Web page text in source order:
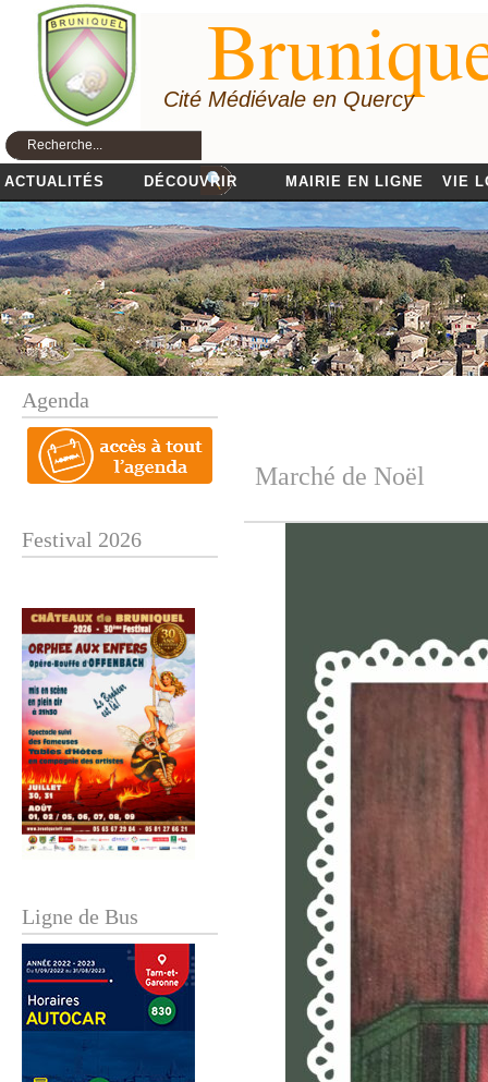
Cité Médiévale en Quercy
ACTUALITÉS DÉCOUVRIR MAIRIE EN LIGNE VIE
Agenda
Festival 2026
Ligne de Bus
Marché de Noël